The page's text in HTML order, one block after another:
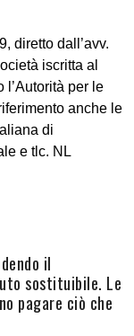
diretto dall’avv.
iscritta al
l’Autorità per le
anche le
di
e tlc. NL
il
sostituibile. Le
pagare ciò che